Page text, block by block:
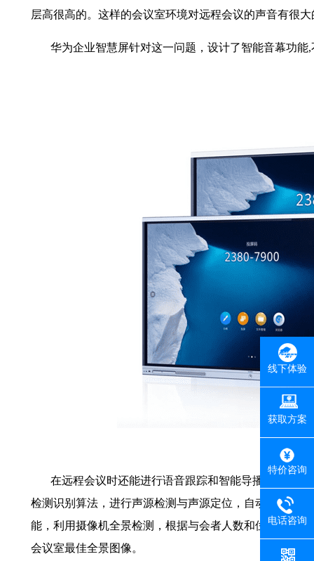
层高很高的。这样的会议室环境对远程会议的声音有很大
华为企业智慧屏针对这一问题，设计了智能音幕功能,
在远程会议时还能进行语音跟踪和智能导播，
检测识别算法，进行声源检测与声源定位，自动显示发
能，利用摄像机全景检测，根据与会者人数和位置变化
会议室最佳全景图像。
线下体验
获取方案
特价咨询
电话咨询